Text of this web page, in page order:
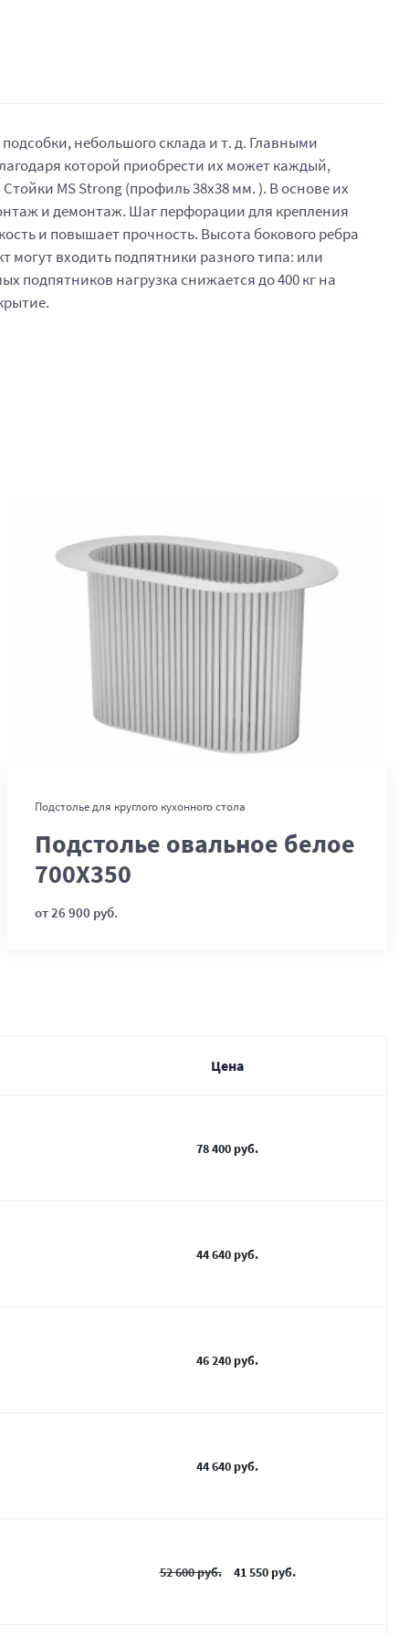
небольшого склада и т. д. Главными
которой приобрести их может каждый,
MS Strong (профиль 38x38 мм. ). В основе их
и демонтаж. Шаг перфорации для крепления
и повышает прочность. Высота бокового ребра
могут входить подпятники разного типа: или
подпятников нагрузка снижается до 400 кг на
В корзину
Подстолье для круглого кухонного стола
Подстолье овальное белое
700Х350
от 26 900 руб.
Цена
78 400 руб.
44 640 руб.
46 240 руб.
44 640 руб.
52 600 руб. 41 550 руб.